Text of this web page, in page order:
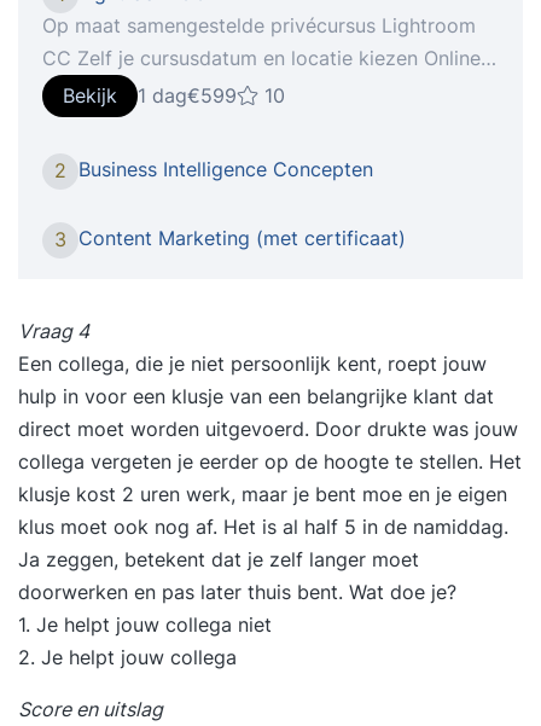
Op maat samengestelde privécursus Lightroom
CC Zelf je cursusdatum en locatie kiezen Online
verder leren met StudyFlix De nieuwste telg van
Creative Cloud gooit in een flitsend jasje het roer
cursus Lightroom CC ga je aan de slag om, indien
toveren naar beeld waar je echt trots op kan zijn!
cursus Lightroom CC vindt er een telefonische
intake plaats, waarin we je huidige niveau en
leerbehoefte bepalen. 2: Voorbereiding Wij gaan
aan de slag om een persoonlijk cursusprogramma
voor je samen te stellen op basis van je huidige
niveau en interesses. 3: Cursusdatum Op je zelf
gekozen cursusdatum ga je één op één aan de
slag met onze trainer, die je alle aspecten van de
software laat zien in praktijkgerichte oefeningen.
Wij stellen een computer met de software tot je
beschikking. 4: StudyFlix Na de cursus Lightroom
CC krijg je toegang tot ons online
cursusplatform, waar je terug kan blikken op de
Bekijk 1 dag€599 10
2 Business Intelligence Concepten
3 Content Marketing (met certificaat)
Vraag 4
Een collega, die je niet persoonlijk kent, roept jouw
hulp in voor een klusje van een belangrijke klant dat
direct moet worden uitgevoerd. Door drukte was jouw
collega vergeten je eerder op de hoogte te stellen. Het
klusje kost 2 uren werk, maar je bent moe en je eigen
klus moet ook nog af. Het is al half 5 in de namiddag.
Ja zeggen, betekent dat je zelf langer moet
doorwerken en pas later thuis bent. Wat doe je?
1. Je helpt jouw collega niet
2. Je helpt jouw collega
Score en uitslag